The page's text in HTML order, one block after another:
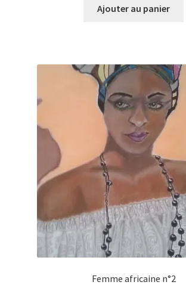
initial
actuel
Ajouter au panier
Femme africaine n°2